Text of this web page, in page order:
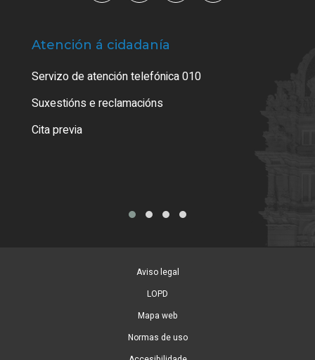
Atención á cidadanía
Servizo de atención telefónica 010
Suxestións e reclamacións
Cita previa
Aviso legal
LOPD
Mapa web
Normas de uso